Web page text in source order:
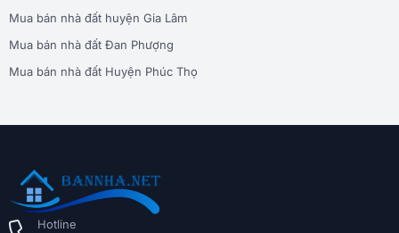
Mua bán nhà đất huyện Gia Lâm
Mua bán nhà đất Đan Phượng
Mua bán nhà đất Huyện Phúc Thọ
Hotline